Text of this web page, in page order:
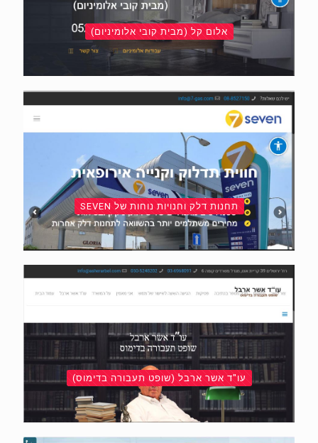
אלום קל (מבית קובי אלומיניום)
תחנות דלק וחנויות נוחות של SEVEN
עו"ד אשר ארבל (שופט תעבורה בדימוס)